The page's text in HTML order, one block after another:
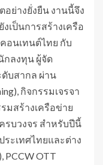
อย่างยั่งยืน งานนี้จึง
เป็นการสร้างเครือ
อนเทนต์ไทย กับ
กลงทุน ผู้จัด
บสากล ผ่าน
กิจกรรมเจรจา
มสร้างเครือข่าย
รบวงจร สำหรับปีนี้
ะเทศไทยและต่าง
PCCW OTT